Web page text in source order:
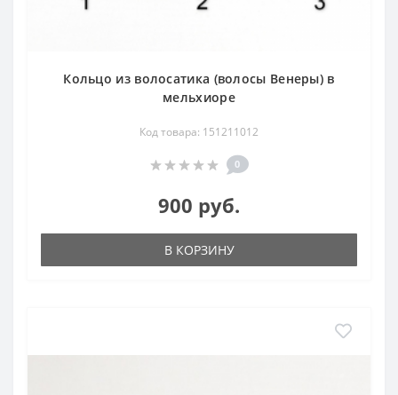
Кольцо из волосатика (волосы Венеры) в
мельхиоре
Код товара: 151211012
0
900 руб.
В КОРЗИНУ